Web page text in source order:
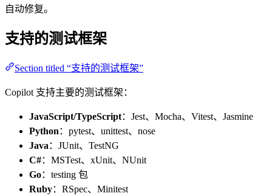
自动修复。
支持的测试框架
Section titled “支持的测试框架”
Copilot 支持主要的测试框架：
JavaScript/TypeScript：Jest、Mocha、Vitest、Jasmine
Python ：pytest、unittest、nose
Java ：JUnit、TestNG
C#：MSTest、xUnit、NUnit
Go：testing 包
Ruby：RSpec、Minitest